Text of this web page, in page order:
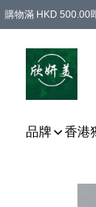
購物滿 HKD 500.00
品牌 香港